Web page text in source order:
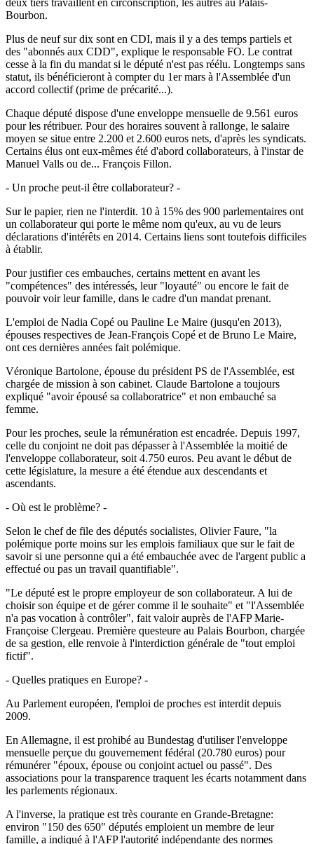
Bourbon.
Plus de neuf sur dix sont en CDI, mais il y a des temps partiels et
des "abonnés aux CDD", explique le responsable FO. Le contrat
cesse à la fin du mandat si le député n'est pas réélu. Longtemps sans
statut, ils bénéficieront à compter du 1er mars à l'Assemblée d'un
accord collectif (prime de précarité...).
Chaque député dispose d'une enveloppe mensuelle de 9.561 euros
pour les rétribuer. Pour des horaires souvent à rallonge, le salaire
moyen se situe entre 2.200 et 2.600 euros nets, d'après les syndicats.
Certains élus ont eux-mêmes été d'abord collaborateurs, à l'instar de
Manuel Valls ou de... François Fillon.
- Un proche peut-il être collaborateur? -
Sur le papier, rien ne l'interdit. 10 à 15% des 900 parlementaires ont
un collaborateur qui porte le même nom qu'eux, au vu de leurs
déclarations d'intérêts en 2014. Certains liens sont toutefois difficiles
à établir.
Pour justifier ces embauches, certains mettent en avant les
"compétences" des intéressés, leur "loyauté" ou encore le fait de
pouvoir voir leur famille, dans le cadre d'un mandat prenant.
L'emploi de Nadia Copé ou Pauline Le Maire (jusqu'en 2013),
épouses respectives de Jean-François Copé et de Bruno Le Maire,
ont ces dernières années fait polémique.
Véronique Bartolone, épouse du président PS de l'Assemblée, est
chargée de mission à son cabinet. Claude Bartolone a toujours
expliqué "avoir épousé sa collaboratrice" et non embauché sa
femme.
Pour les proches, seule la rémunération est encadrée. Depuis 1997,
celle du conjoint ne doit pas dépasser à l'Assemblée la moitié de
l'enveloppe collaborateur, soit 4.750 euros. Peu avant le début de
cette législature, la mesure a été étendue aux descendants et
ascendants.
- Où est le problème? -
Selon le chef de file des députés socialistes, Olivier Faure, "la
polémique porte moins sur les emplois familiaux que sur le fait de
savoir si une personne qui a été embauchée avec de l'argent public a
effectué ou pas un travail quantifiable".
"Le député est le propre employeur de son collaborateur. A lui de
choisir son équipe et de gérer comme il le souhaite" et "l'Assemblée
n'a pas vocation à contrôler", fait valoir auprès de l'AFP Marie-
Françoise Clergeau. Première questeure au Palais Bourbon, chargée
de sa gestion, elle renvoie à l'interdiction générale de "tout emploi
fictif".
- Quelles pratiques en Europe? -
Au Parlement européen, l'emploi de proches est interdit depuis
2009.
En Allemagne, il est prohibé au Bundestag d'utiliser l'enveloppe
mensuelle perçue du gouvernement fédéral (20.780 euros) pour
rémunérer "époux, épouse ou conjoint actuel ou passé". Des
associations pour la transparence traquent les écarts notamment dans
les parlements régionaux.
A l'inverse, la pratique est très courante en Grande-Bretagne:
environ "150 des 650" députés emploient un membre de leur
famille, a indiqué à l'AFP l'autorité indépendante des normes